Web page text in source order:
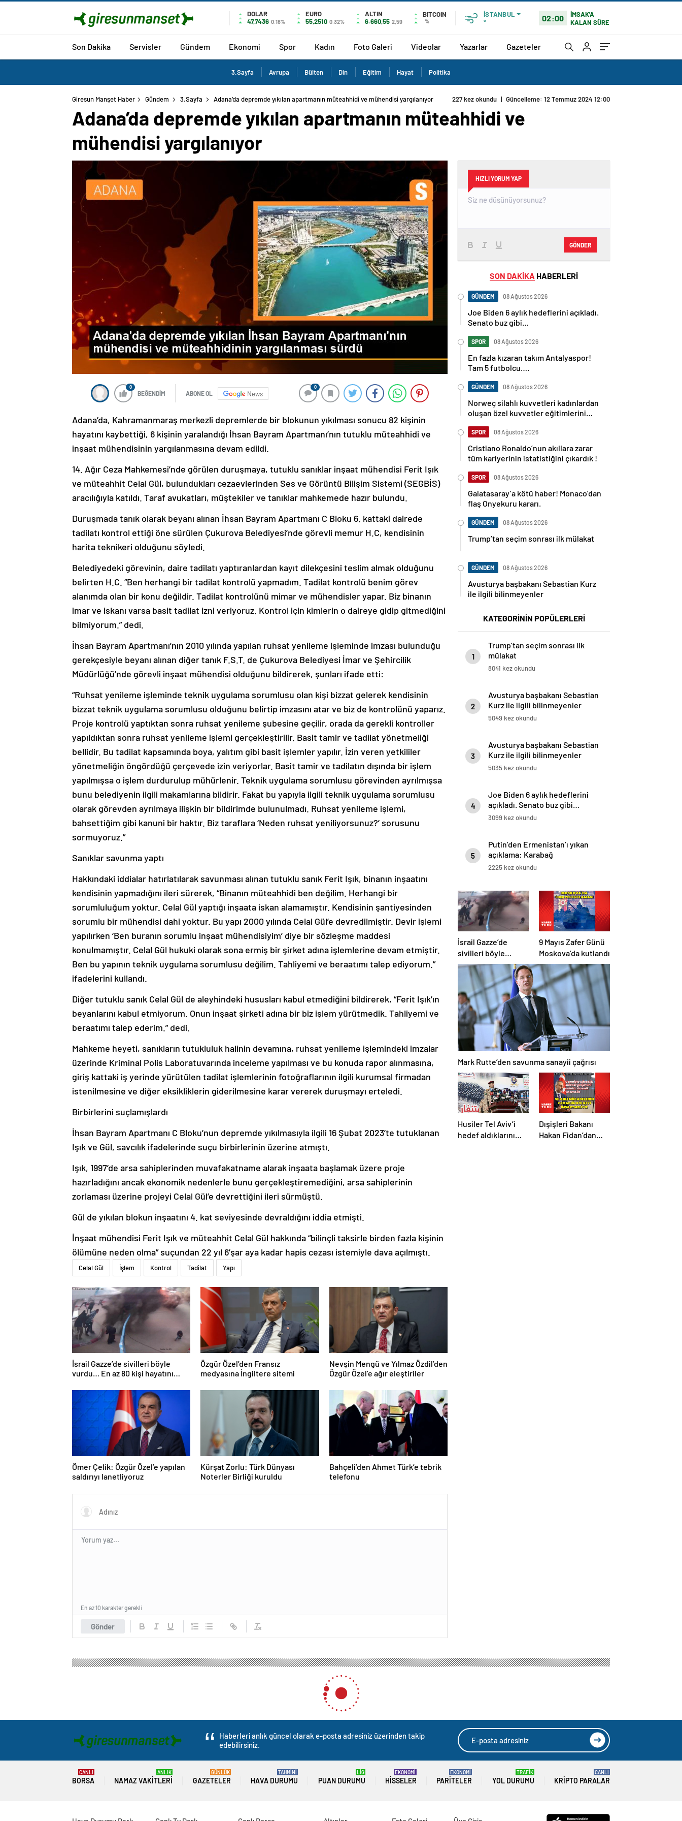
DOLAR
47,7436 0.18%
EURO
55,2510 0.32%
ALTIN
6.660,55 2,59
BITCOIN
%
İSTANBUL
°
02:00
İMSAK'A
KALAN SÜRE
Son Dakika Servisler Gündem Ekonomi Spor Kadın Foto Galeri Videolar Yazarlar Gazeteler
3.Sayfa Avrupa Bülten Din Eğitim Hayat Politika
Giresun Manşet Haber Gündem 3.Sayfa Adana’da depremde yıkılan apartmanın müteahhidi ve mühendisi yargılanıyor
Adana’da depremde yıkılan apartmanın müteahhidi ve
mühendisi yargılanıyor
0
BEĞENDİM ABONE OL News
0
Adana’da, Kahramanmaraş merkezli depremlerde bir blokunun yıkılması sonucu 82 kişinin
hayatını kaybettiği, 6 kişinin yaralandığı İhsan Bayram Apartmanı’nın tutuklu müteahhidi ve
inşaat mühendisinin yargılanmasına devam edildi.
14. Ağır Ceza Mahkemesi’nde görülen duruşmaya, tutuklu sanıklar inşaat mühendisi Ferit Işık
ve müteahhit Celal Gül, bulundukları cezaevlerinden Ses ve Görüntü Bilişim Sistemi (SEGBİS)
aracılığıyla katıldı. Taraf avukatları, müştekiler ve tanıklar mahkemede hazır bulundu.
Duruşmada tanık olarak beyanı alınan İhsan Bayram Apartmanı C Bloku 6. kattaki dairede
tadilatı kontrol ettiği öne sürülen Çukurova Belediyesi’nde görevli memur H.C, kendisinin
harita teknikeri olduğunu söyledi.
Belediyedeki görevinin, daire tadilatı yaptıranlardan kayıt dilekçesini teslim almak olduğunu
belirten H.C. “Ben herhangi bir tadilat kontrolü yapmadım. Tadilat kontrolü benim görev
alanımda olan bir konu değildir. Tadilat kontrolünü mimar ve mühendisler yapar. Biz binanın
imar ve iskanı varsa basit tadilat izni veriyoruz. Kontrol için kimlerin o daireye gidip gitmediğini
bilmiyorum.” dedi.
İhsan Bayram Apartmanı’nın 2010 yılında yapılan ruhsat yenileme işleminde imzası bulunduğu
gerekçesiyle beyanı alınan diğer tanık F.S.T. de Çukurova Belediyesi İmar ve Şehircilik
Müdürlüğü’nde görevli inşaat mühendisi olduğunu bildirerek, şunları ifade etti:
“Ruhsat yenileme işleminde teknik uygulama sorumlusu olan kişi bizzat gelerek kendisinin
bizzat teknik uygulama sorumlusu olduğunu belirtip imzasını atar ve biz de kontrolünü yaparız.
Proje kontrolü yaptıktan sonra ruhsat yenileme şubesine geçilir, orada da gerekli kontroller
yapıldıktan sonra ruhsat yenileme işlemi gerçekleştirilir. Basit tamir ve tadilat yönetmeliği
bellidir. Bu tadilat kapsamında boya, yalıtım gibi basit işlemler yapılır. İzin veren yetkililer
yönetmeliğin öngördüğü çerçevede izin veriyorlar. Basit tamir ve tadilatın dışında bir işlem
yapılmışsa o işlem durdurulup mühürlenir. Teknik uygulama sorumlusu görevinden ayrılmışsa
bunu belediyenin ilgili makamlarına bildirir. Fakat bu yapıyla ilgili teknik uygulama sorumlusu
olarak görevden ayrılmaya ilişkin bir bildirimde bulunulmadı. Ruhsat yenileme işlemi,
bahsettiğim gibi kanuni bir haktır. Biz taraflara ‘Neden ruhsat yeniliyorsunuz?’ sorusunu
sormuyoruz.”
Sanıklar savunma yaptı
Hakkındaki iddialar hatırlatılarak savunması alınan tutuklu sanık Ferit Işık, binanın inşaatını
kendisinin yapmadığını ileri sürerek, “Binanın müteahhidi ben değilim. Herhangi bir
sorumluluğum yoktur. Celal Gül yaptığı inşaata iskan alamamıştır. Kendisinin şantiyesinden
sorumlu bir mühendisi dahi yoktur. Bu yapı 2000 yılında Celal Gül’e devredilmiştir. Devir işlemi
yapılırken ‘Ben buranın sorumlu inşaat mühendisiyim’ diye bir sözleşme maddesi
konulmamıştır. Celal Gül hukuki olarak sona ermiş bir şirket adına işlemlerine devam etmiştir.
Ben bu yapının teknik uygulama sorumlusu değilim. Tahliyemi ve beraatımı talep ediyorum.”
ifadelerini kullandı.
Diğer tutuklu sanık Celal Gül de aleyhindeki hususları kabul etmediğini bildirerek, “Ferit Işık’ın
beyanlarını kabul etmiyorum. Onun inşaat şirketi adına bir biz işlem yürütmedik. Tahliyemi ve
beraatımı talep ederim.” dedi.
Mahkeme heyeti, sanıkların tutukluluk halinin devamına, ruhsat yenileme işlemindeki imzalar
üzerinde Kriminal Polis Laboratuvarında inceleme yapılması ve bu konuda rapor alınmasına,
giriş kattaki iş yerinde yürütülen tadilat işlemlerinin fotoğraflarının ilgili kurumsal firmadan
istenilmesine ve diğer eksikliklerin giderilmesine karar vererek duruşmayı erteledi.
Birbirlerini suçlamışlardı
İhsan Bayram Apartmanı C Bloku’nun depremde yıkılmasıyla ilgili 16 Şubat 2023’te tutuklanan
Işık ve Gül, savcılık ifadelerinde suçu birbirlerinin üzerine atmıştı.
Işık, 1997’de arsa sahiplerinden muvafakatname alarak inşaata başlamak üzere proje
hazırladığını ancak ekonomik nedenlerle bunu gerçekleştiremediğini, arsa sahiplerinin
zorlaması üzerine projeyi Celal Gül’e devrettiğini ileri sürmüştü.
Gül de yıkılan blokun inşaatını 4. kat seviyesinde devraldığını iddia etmişti.
İnşaat mühendisi Ferit Işık ve müteahhit Celal Gül hakkında “bilinçli taksirle birden fazla kişinin
ölümüne neden olma” suçundan 22 yıl 6’şar aya kadar hapis cezası istemiyle dava açılmıştı.
Celal Gül İşlem Kontrol Tadilat Yapı
İsrail Gazze’de sivilleri böyle
vurdu… En az 80 kişi hayatını
Özgür Özel’den Fransız
medyasına İngiltere sitemi
Nevşin Mengü ve Yılmaz Özdil’den
Özgür Özel’e ağır eleştiriler
Ömer Çelik: Özgür Özel’e yapılan
saldırıyı lanetliyoruz
Kürşat Zorlu: Türk Dünyası
Noterler Birliği kuruldu
Bahçeli’den Ahmet Türk’e tebrik
telefonu
Gönder
En az 10 karakter gerekli
HIZLI YORUM YAP
GÖNDER
SON DAKİKA HABERLERİ
GÜNDEM 08 Ağustos 2026
Joe Biden 6 aylık hedeflerini açıkladı.
Senato buz gibi…
SPOR 08 Ağustos 2026
En fazla kızaran takım Antalyaspor!
Tam 5 futbolcu….
GÜNDEM 08 Ağustos 2026
Norweç silahlı kuvvetleri kadınlardan
oluşan özel kuvvetler eğitimlerini
SPOR 08 Ağustos 2026
Cristiano Ronaldo’nun akıllara zarar
tüm kariyerinin istatistiğini çıkardık !
SPOR 08 Ağustos 2026
Galatasaray’a kötü haber! Monaco’dan
flaş Onyekuru kararı.
GÜNDEM 08 Ağustos 2026
Trump’tan seçim sonrası ilk mülakat
GÜNDEM 08 Ağustos 2026
Avusturya başbakanı Sebastian Kurz
ile ilgili bilinmeyenler
KATEGORİNİN POPÜLERLERİ
1
Trump’tan seçim sonrası ilk
mülakat
8041 kez okundu
2
Avusturya başbakanı Sebastian
Kurz ile ilgili bilinmeyenler
5049 kez okundu
3
Avusturya başbakanı Sebastian
Kurz ile ilgili bilinmeyenler
5035 kez okundu
4
Joe Biden 6 aylık hedeflerini
açıkladı. Senato buz gibi…
3099 kez okundu
5
Putin’den Ermenistan’ı yıkan
açıklama: Karabağ
Azerbaycan’ın ayrılmaz bir
2225 kez okundu
İsrail Gazze’de
sivilleri böyle
vurdu… En az 80
kişi hayatını
kaybetti
9 Mayıs Zafer Günü
Moskova’da kutlandı
Mark Rutte’den savunma sanayii çağrısı
Husiler Tel Aviv’i
hedef aldıklarını
Dışişleri Bakanı
Hakan Fidan’dan
Skandal iddia: “Ben soyunmayınca kocam kadın kıyafetleri giydi”
Skandal iddia: “Ben soyunmayınca kocam kadın kıyafetleri
giydi”